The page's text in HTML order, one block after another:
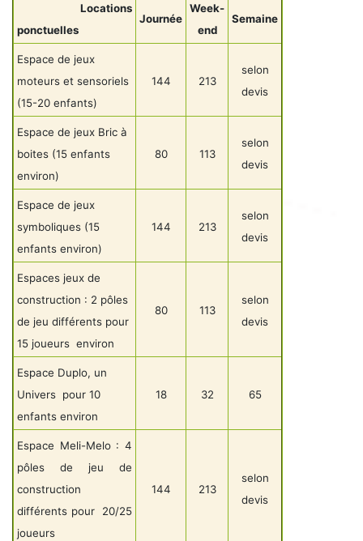
Locations
ponctuelles
Journée
Week-
end
Semaine
Espace de jeux
moteurs et sensoriels
(15-20 enfants)
144 213
selon
devis
Espace de jeux Bric à
boites (15 enfants
environ)
80 113
selon
devis
Espace de jeux
symboliques (15
enfants environ)
144 213
selon
devis
Espaces jeux de
construction : 2 pôles
de jeu différents pour
15 joueurs environ
80 113
selon
devis
Espace Duplo, un
Univers pour 10
enfants environ
18 32 65
Espace Meli-Melo : 4
pôles de jeu de
construction
différents pour 20/25
joueurs
144 213
selon
devis